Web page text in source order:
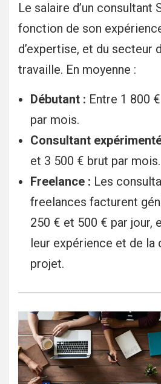
Le salaire d’un consultant
fonction de son
d’expertise, et du secteur
travaille. En moyenne :
Débutant : Entre 1 800
par mois.
Consultant
et 3 500 € brut par mois.
Freelance : Les
freelances facturent
250 € et 500 € par jour,
leur expérience et de la
projet.